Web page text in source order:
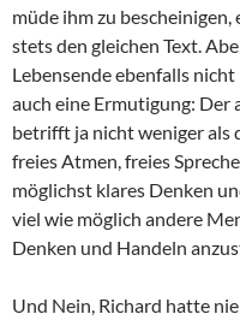
müde ihm zu
stets den gleichen Text.
Lebensende ebenfalls
auch eine Ermutigung: Der
betrifft ja nicht weniger als
freies Atmen, freies
möglichst klares Denken
viel wie möglich andere
Denken und Handeln
Und Nein, Richard hatte